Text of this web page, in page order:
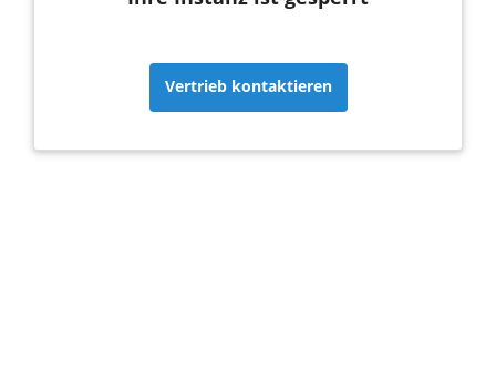
Vertrieb kontaktieren